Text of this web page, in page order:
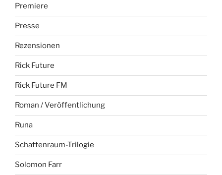
Premiere
Presse
Rezensionen
Rick Future
Rick Future FM
Roman / Veröffentlichung
Runa
Schattenraum-Trilogie
Solomon Farr